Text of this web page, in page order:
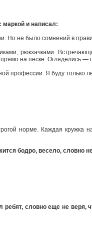
маркой и написал:
Но не было сомнений в
рюкзачками.
на песке. Огляделись —
профессии. Я буду только
норме. Каждая кружка
бодро, весело, словно
словно еще не веря,